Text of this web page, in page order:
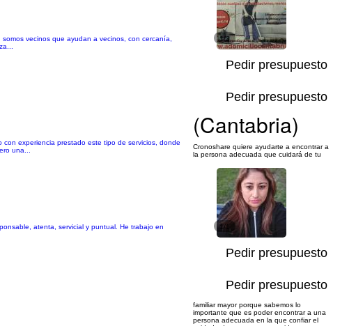
vecinos que ayudan a vecinos, con cercanía,
1/3
Pedir presupuesto
experiencia prestado este tipo de servicios, donde
una...
Pedir presupuesto
atenta, servicial y puntual. He trabajo en
1/1
Pedir presupuesto
Pedir presupuesto
(Cantabria)
Cronoshare quiere ayudarte a encontrar a
la persona adecuada que cuidará de tu
familiar mayor porque sabemos lo
importante que es poder encontrar a una
persona adecuada en la que confiar el